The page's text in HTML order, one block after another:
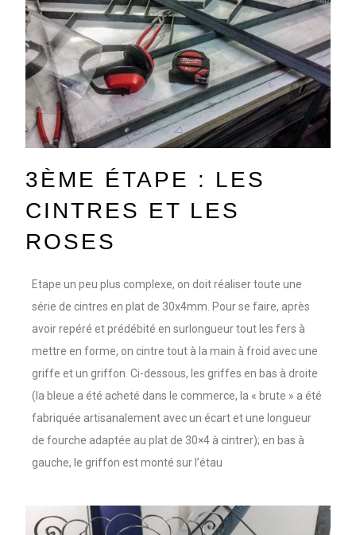
3ÈME ÉTAPE : LES
CINTRES ET LES
ROSES
Etape un peu plus complexe, on doit réaliser toute une
série de cintres en plat de 30x4mm. Pour se faire, après
avoir repéré et prédébité en surlongueur tout les fers à
mettre en forme, on cintre tout à la main à froid avec une
griffe et un griffon. Ci-dessous, les griffes en bas à droite
(la bleue a été acheté dans le commerce, la « brute » a été
fabriquée artisanalement avec un écart et une longueur
de fourche adaptée au plat de 30×4 à cintrer); en bas à
gauche, le griffon est monté sur l’étau